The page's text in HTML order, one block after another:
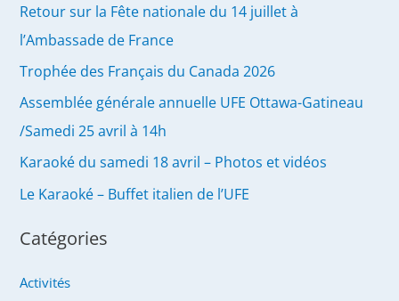
Retour sur la Fête nationale du 14 juillet à
l’Ambassade de France
Trophée des Français du Canada 2026
Assemblée générale annuelle UFE Ottawa-Gatineau
/Samedi 25 avril à 14h
Karaoké du samedi 18 avril – Photos et vidéos
Le Karaoké – Buffet italien de l’UFE
Catégories
Activités